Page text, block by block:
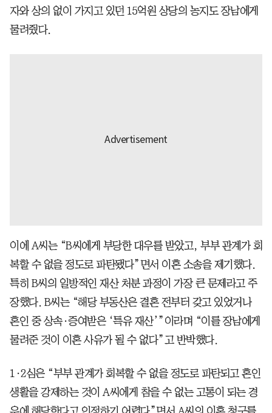
자와 상의 없이 가지고 있던 15억원 상당의 농지도 장남에게
물려줬다.
이에 A씨는 “B씨에게 부당한 대우를 받았고, 부부 관계가 회
복할 수 없을 정도로 파탄됐다”면서 이혼 소송을 제기했다.
특히 B씨의 일방적인 재산 처분 과정이 가장 큰 문제라고 주
장했다. B씨는 “해당 부동산은 결혼 전부터 갖고 있었거나
혼인 중 상속·증여받은 ‘특유 재산’”이라며 “이를 장남에게
물려준 것이 이혼 사유가 될 수 없다”고 반박했다.
1·2심은 “부부 관계가 회복할 수 없을 정도로 파탄되고 혼인
생활을 강제하는 것이 A씨에게 참을 수 없는 고통이 되는 경